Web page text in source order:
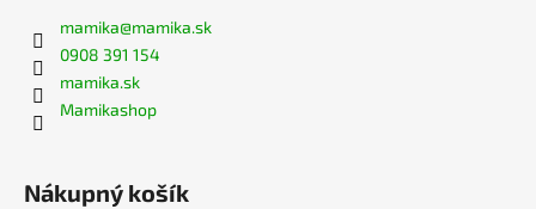
mamika@mamika.sk
0908 391 154
mamika.sk
Mamikashop
Nákupný košík